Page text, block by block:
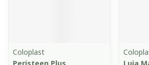
Coloplast